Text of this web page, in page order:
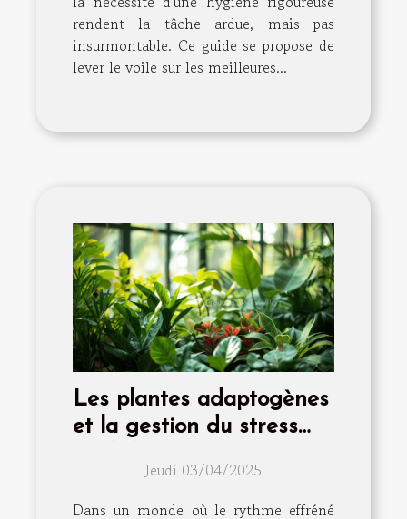
rendent la tâche ardue, mais pas
insurmontable. Ce guide se propose de
lever le voile sur les meilleures...
Les plantes adaptogènes
et la gestion du stress
votre santé mentale
Jeudi 03/04/2025
Dans un monde où le rythme effréné